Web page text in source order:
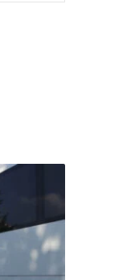
يباشر
تقديم
خدماته